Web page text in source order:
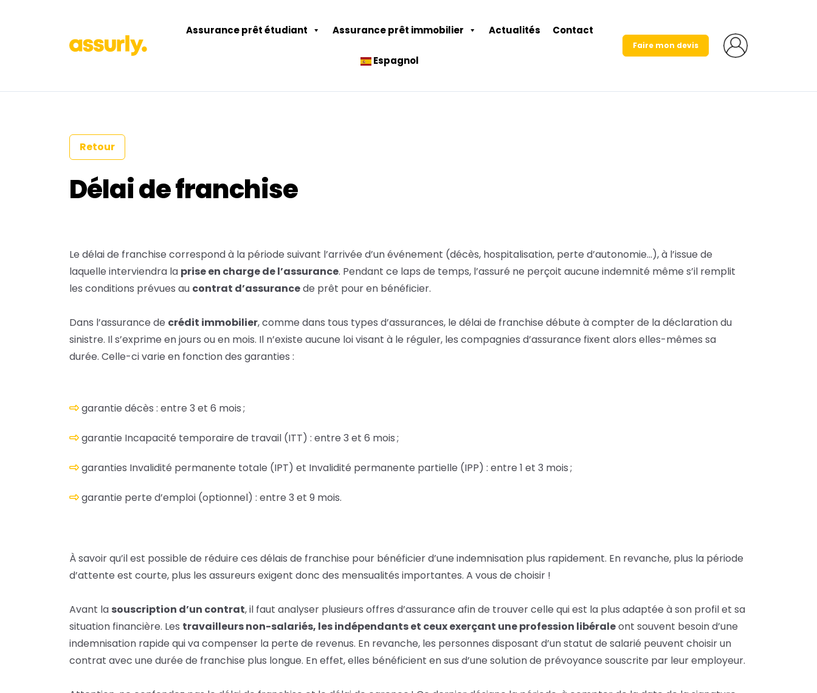
Assurance prêt étudiant Assurance prêt immobilier Actualités Contact
Espagnol
Faire mon devis
Retour
Délai de franchise
Le délai de franchise correspond à la période suivant l’arrivée d’un événement (décès, hospitalisation, perte d’autonomie…), à l’issue de
laquelle interviendra la prise en charge de l’assurance. Pendant ce laps de temps, l’assuré ne perçoit aucune indemnité même s’il remplit
les conditions prévues au contrat d’assurancede prêt pour en bénéficier.
Dans l’assurance de crédit immobilier, comme dans tous types d’assurances, le délai de franchise débute à compter de la déclaration du
sinistre. Il s’exprime en jours ou en mois. Il n’existe aucune loi visant à le réguler, les compagnies d’assurance fixent alors elles-mêmes sa
durée. Celle-ci varie en fonction des garanties :
garantie décès : entre 3 et 6 mois ;
garantie Incapacité temporaire de travail (ITT) : entre 3 et 6 mois ;
garanties Invalidité permanente totale (IPT) et Invalidité permanente partielle (IPP) : entre 1 et 3 mois ;
garantie perte d’emploi (optionnel) : entre 3 et 9 mois.
À savoir qu’il est possible de réduire ces délais de franchise pour bénéficier d’une indemnisation plus rapidement. En revanche, plus la période
d’attente est courte, plus les assureurs exigent donc des mensualités importantes. A vous de choisir !
Avant la souscription d’un contrat, il faut analyser plusieurs offres d’assurance afin de trouver celle qui est la plus adaptée à son profil et sa
situation financière. Les travailleurs non-salariés, les indépendants et ceux exerçant une profession libéraleont souvent besoin d’une
indemnisation rapide qui va compenser la perte de revenus. En revanche, les personnes disposant d’un statut de salarié peuvent choisir un
contrat avec une durée de franchise plus longue. En effet, elles bénéficient en sus d’une solution de prévoyance souscrite par leur employeur.